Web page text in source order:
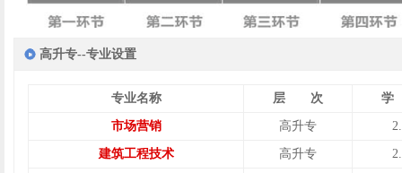
高升专--专业设置
专业名称 层 次
市场营销 高升专
建筑工程技术 高升专